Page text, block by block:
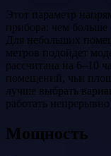
Этот параметр
прибора: чем больше
Для небольших
метров подойдет
рассчитана на 6–10
помещений, чьи
лучше выбрать
работать
Мощность